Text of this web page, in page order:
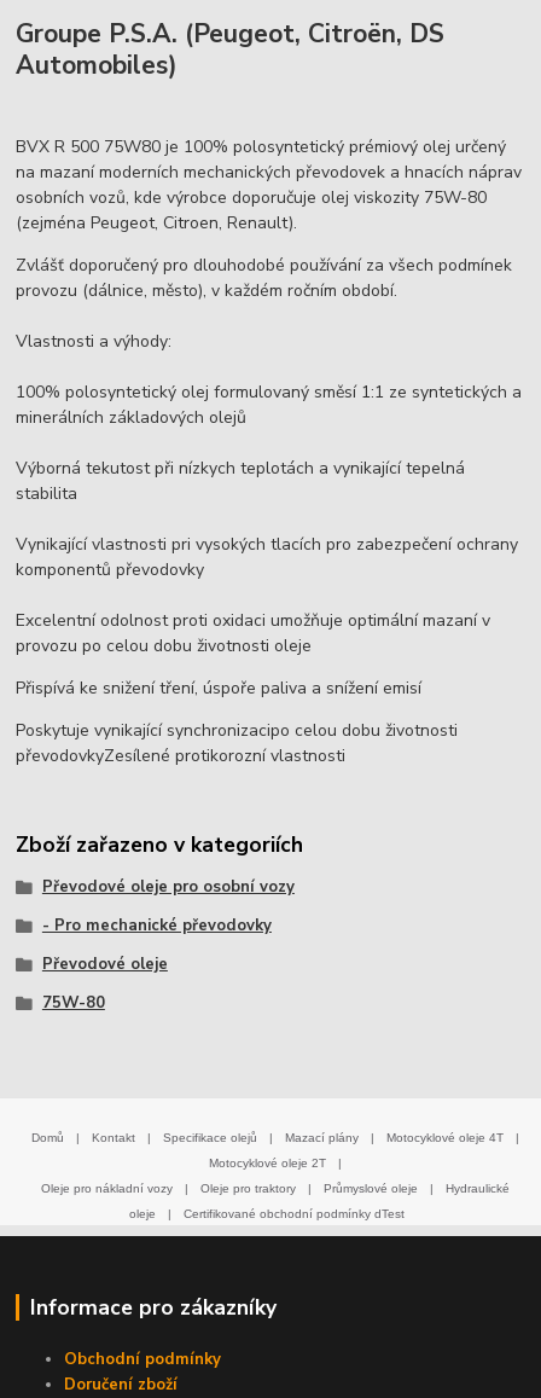
Groupe P.S.A. (Peugeot, Citroën, DS
Automobiles)
BVX R 500 75W80 je 100% polosyntetický prémiový olej určený
na mazaní moderních mechanických převodovek a hnacích náprav
osobních vozů, kde výrobce doporučuje olej viskozity 75W-80
(zejména Peugeot, Citroen, Renault).
Zvlášť doporučený pro dlouhodobé používání za všech podmínek
provozu (dálnice, město), v každém ročním období.
Vlastnosti a výhody:
100% polosyntetický olej formulovaný směsí 1:1 ze syntetických a
minerálních základových olejů
Výborná tekutost při nízkych teplotách a vynikající tepelná
stabilita
Vynikající vlastnosti pri vysokých tlacích pro zabezpečení ochrany
komponentů převodovky
Excelentní odolnost proti oxidaci umožňuje optimální mazaní v
provozu po celou dobu životnosti oleje
Přispívá ke snižení tření, úspoře paliva a snížení emisí
Poskytuje vynikající synchronizacipo celou dobu životnosti
převodovkyZesílené protikorozní vlastnosti
Zboží zařazeno v kategoriích
Převodové oleje pro osobní vozy
- Pro mechanické převodovky
Převodové oleje
75W-80
Domů | Kontakt | Specifikace olejů | Mazací plány | Motocyklové oleje 4T
|
Motocyklové oleje 2T
|
Oleje pro nákladní vozy
| Oleje pro traktory | Průmyslové oleje |
Hydraulické
oleje
| Certifikované obchodní podmínky dTest
Informace pro zákazníky
Obchodní podmínky
Doručení zboží